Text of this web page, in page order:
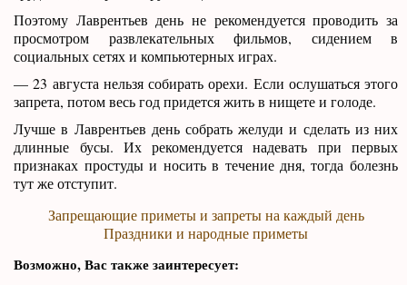
Поэтому Лаврентьев день не рекомендуется проводить за
просмотром развлекательных фильмов, сидением в
социальных сетях и компьютерных играх.
— 23 августа нельзя собирать орехи. Если ослушаться этого
запрета, потом весь год придется жить в нищете и голоде.
Лучше в Лаврентьев день собрать желуди и сделать из них
длинные бусы. Их рекомендуется надевать при первых
признаках простуды и носить в течение дня, тогда болезнь
тут же отступит.
Запрещающие приметы и запреты на каждый день
Праздники и народные приметы
Возможно, Вас также заинтересует: